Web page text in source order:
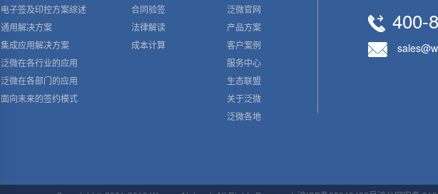
电子签及印控方案综述
通用解决方案
集成应用解决方案
泛微在各行业的应用
泛微在各部门的应用
面向未来的签约模式
合同验签
法律解读
成本计算
泛微官网
产品方案
客户案例
服务中心
生态联盟
关于泛微
泛微各地
400-